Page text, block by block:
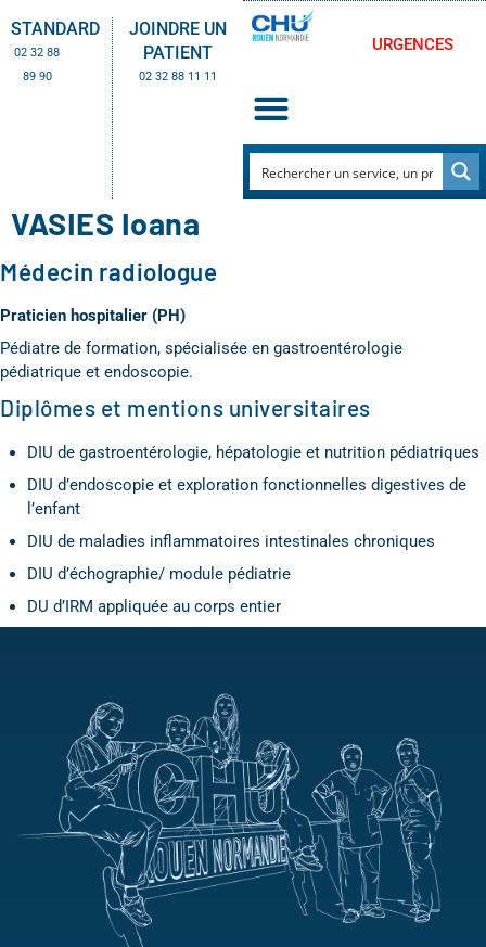
STANDARD
02 32 88
89 90
JOINDRE UN
PATIENT
02 32 88 11 11
URGENCES
VASIES Ioana
Médecin radiologue
Praticien hospitalier (PH)
Pédiatre de formation, spécialisée en gastroentérologie
pédiatrique et endoscopie.
Diplômes et mentions universitaires
DIU de gastroentérologie, hépatologie et nutrition pédiatriques
DIU d’endoscopie et exploration fonctionnelles digestives de
l’enfant
DIU de maladies inflammatoires intestinales chroniques
DIU d’échographie/ module pédiatrie
DU d’IRM appliquée au corps entier